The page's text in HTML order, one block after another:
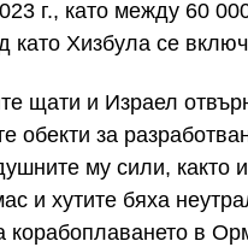
г., като между 60
като Хизбула се
щати и Израел
обекти за
му сили, както
и хутите бяха
корабоплаването в